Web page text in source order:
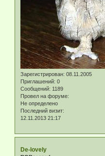
Зарегистрирован: 08.11.2005
Приглашений: 0
Сообщений: 1189
Провел на форуме:
Не определено
Последний визит:
12.11.2013 21:17
De-lovely